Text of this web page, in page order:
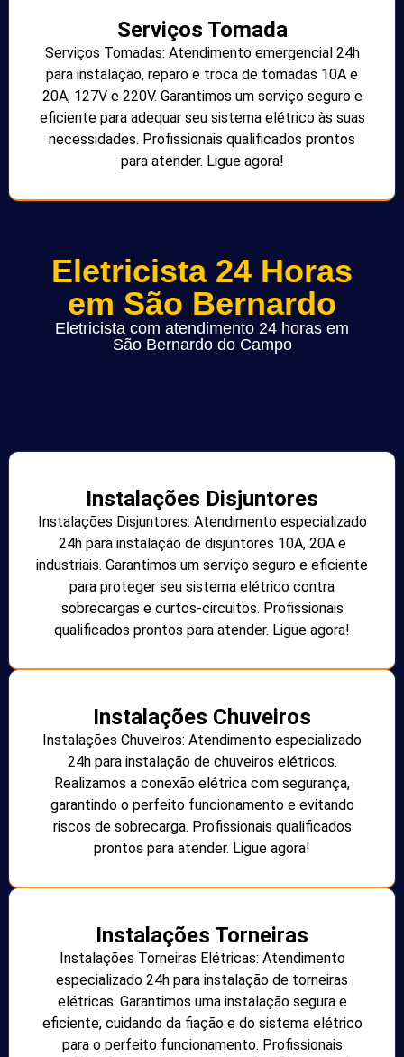
Serviços Tomada
Serviços Tomadas: Atendimento emergencial 24h
para instalação, reparo e troca de tomadas 10A e
20A, 127V e 220V. Garantimos um serviço seguro e
eficiente para adequar seu sistema elétrico às suas
necessidades. Profissionais qualificados prontos
para atender. Ligue agora!
Eletricista 24 Horas
em São Bernardo
Eletricista com atendimento 24 horas em
São Bernardo do Campo
Instalações Disjuntores
Instalações Disjuntores: Atendimento especializado
24h para instalação de disjuntores 10A, 20A e
industriais. Garantimos um serviço seguro e eficiente
para proteger seu sistema elétrico contra
sobrecargas e curtos-circuitos. Profissionais
qualificados prontos para atender. Ligue agora!
Instalações Chuveiros
Instalações Chuveiros: Atendimento especializado
24h para instalação de chuveiros elétricos.
Realizamos a conexão elétrica com segurança,
garantindo o perfeito funcionamento e evitando
riscos de sobrecarga. Profissionais qualificados
prontos para atender. Ligue agora!
Instalações Torneiras
Instalações Torneiras Elétricas: Atendimento
especializado 24h para instalação de torneiras
elétricas. Garantimos uma instalação segura e
eficiente, cuidando da fiação e do sistema elétrico
para o perfeito funcionamento. Profissionais